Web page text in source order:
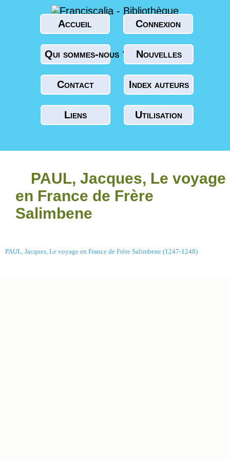
Accueil Connexion
Qui sommes-nous ? Nouvelles
Contact Index auteurs
Liens Utilisation
PAUL, Jacques, Le voyage
en France de Frère
Salimbene
PAUL, Jacques, Le voyage en France de Frère Salimbene (1247-1248)